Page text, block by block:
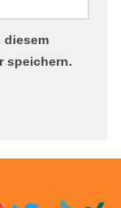
diesem
speichern.